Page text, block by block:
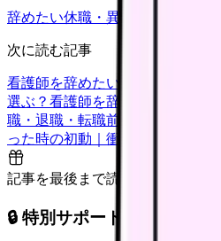
辞めたい休職・異動
次に読む記事
看護師を辞めたい時の判断基準
選ぶ？ 看護師を辞めたいけどお
職・退職・転職前に確認すること
った時の初動｜衝動的に辞める
記事を最後まで読むと解放
🔒 特別サポート枠（未開放）